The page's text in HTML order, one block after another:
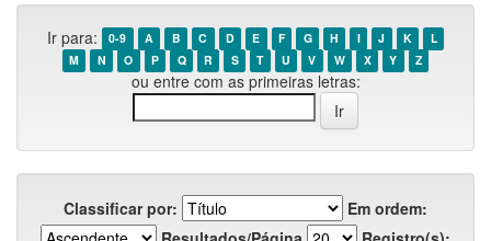
Ir para: 0-9 A B C D E F G H I J K
L
M
N O P Q R S T U V W X Y Z
ou entre com as primeiras letras:
Classificar por:
Em ordem: